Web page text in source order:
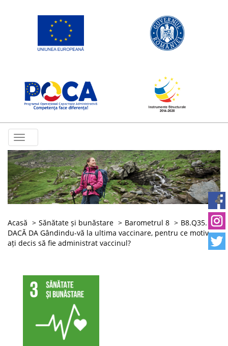
Toggle
navigation
Acasă Sănătate și bunăstare Barometrul 8
B8.Q35.
DACĂ DA Gândindu-vă la ultima vaccinare, pentru ce motiv
ați decis să fie administrat vaccinul?